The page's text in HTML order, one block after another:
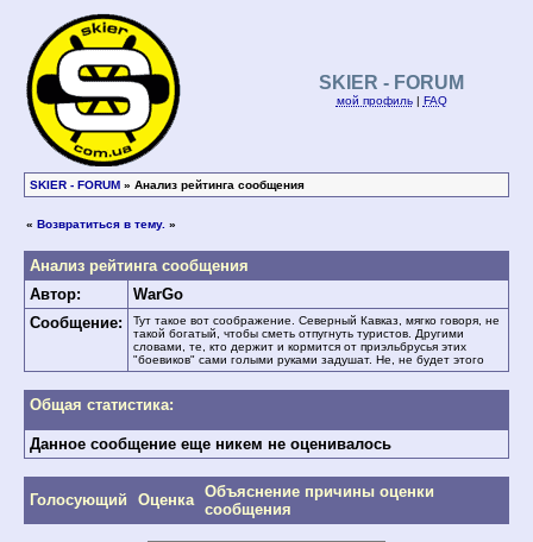
SKIER - FORUM
мой профиль| FAQ
SKIER - FORUM » Анализ рейтинга сообщения
« Возвратиться в тему. »
Анализ рейтинга сообщения
Автор:
WarGo
Сообщение:
Тут такое вот соображение. Северный Кавказ, мягко говоря, не
такой богатый, чтобы сметь отпугнуть туристов. Другими
словами, те, кто держит и кормится от приэльбрусья этих
"боевиков" сами голыми руками задушат. Не, не будет этого
Общая статистика:
Данное сообщение еще никем не оценивалось
Голосующий Оценка Объяснение причины оценки
сообщения